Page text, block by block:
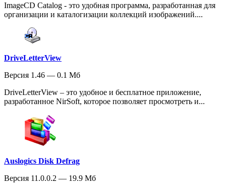
ImageCD Catalog - это удобная программа, разработанная для
организации и каталогизации коллекций изображений....
DriveLetterView
Версия 1.46 — 0.1 Мб
DriveLetterView – это удобное и бесплатное приложение,
разработанное NirSoft, которое позволяет просмотреть и...
Auslogics Disk Defrag
Версия 11.0.0.2 — 19.9 Мб